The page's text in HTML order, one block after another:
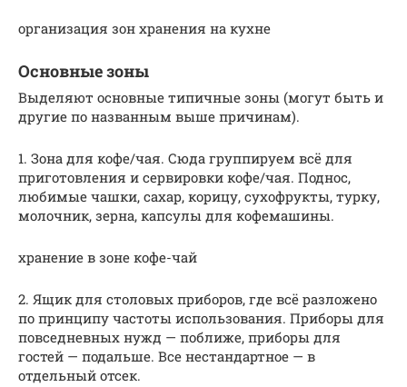
организация зон хранения на кухне
Основные зоны
Выделяют основные типичные зоны (могут быть и
другие по названным выше причинам).
1. Зона для кофе/чая. Сюда группируем всё для
приготовления и сервировки кофе/чая. Поднос,
любимые чашки, сахар, корицу, сухофрукты, турку,
молочник, зерна, капсулы для кофемашины.
хранение в зоне кофе-чай
2. Ящик для столовых приборов, где всё разложено
по принципу частоты использования. Приборы для
повседневных нужд — поближе, приборы для
гостей — подальше. Все нестандартное — в
отдельный отсек.